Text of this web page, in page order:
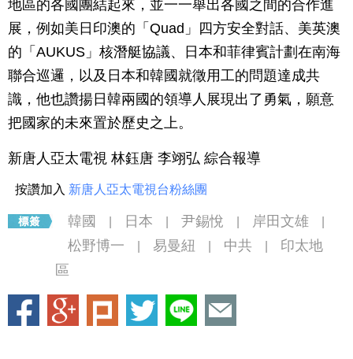
地區的各國團結起來，並一一舉出各國之間的合作進
展，例如美日印澳的「Quad」四方安全對話、美英澳
的「AUKUS」核潛艇協議、日本和菲律賓計劃在南海
聯合巡邏，以及日本和韓國就徵用工的問題達成共
識，他也讚揚日韓兩國的領導人展現出了勇氣，願意
把國家的未來置於歷史之上。
新唐人亞太電視 林鈺唐 李翊弘 綜合報導
按讚加入 新唐人亞太電視台粉絲團
韓國 日本 尹錫悅 岸田文雄
松野博一 易曼紐 中共
印太地
區